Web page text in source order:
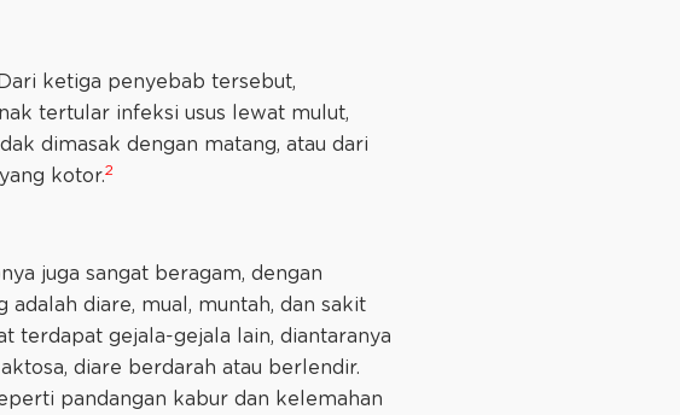
ketiga penyebab tersebut,
tertular infeksi usus lewat mulut,
dimasak dengan matang, atau dari
kotor.2
juga sangat beragam, dengan
adalah diare, mual, muntah, dan sakit
terdapat gejala-gejala lain, diantaranya
diare berdarah atau berlendir.
pandangan kabur dan kelemahan